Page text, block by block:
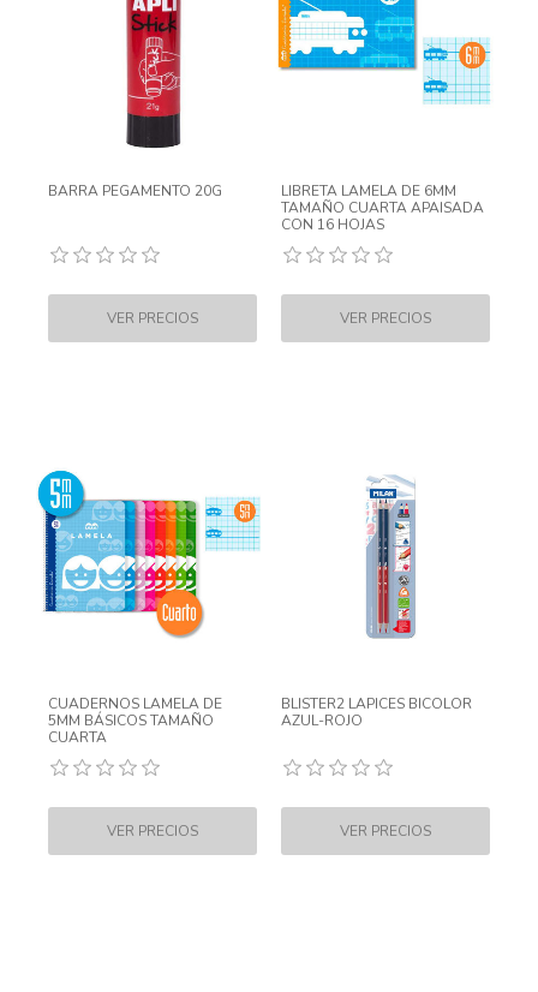
BARRA PEGAMENTO 20G
LIBRETA LAMELA DE 6MM
TAMAÑO CUARTA APAISADA
CON 16 HOJAS
CUADERNOS LAMELA DE
5MM BÁSICOS TAMAÑO
CUARTA
BLISTER2 LAPICES BICOLOR
AZUL-ROJO